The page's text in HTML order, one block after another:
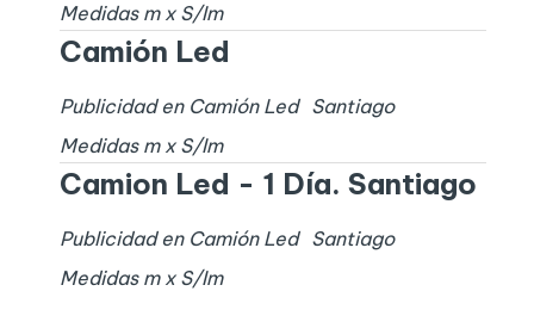
Medidas m x S/Im
Camión Led
Publicidad en Camión Led
Santiago
Medidas m x S/Im
Camion Led - 1 Día. Santiago
Publicidad en Camión Led
Santiago
Medidas m x S/Im